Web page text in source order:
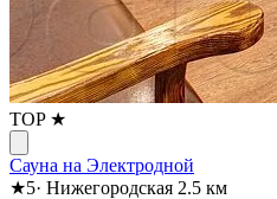
TOP ★
Сауна на Электродной
★5· Нижегородская 2.5 км